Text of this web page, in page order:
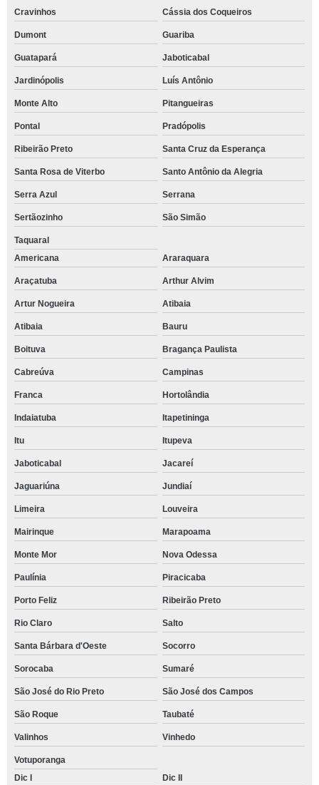
Cravinhos Cássia dos Coqueiros
Dumont Guariba
Guatapará Jaboticabal
Jardinópolis Luís Antônio
Monte Alto Pitangueiras
Pontal Pradópolis
Ribeirão Preto Santa Cruz da Esperança
Santa Rosa de Viterbo Santo Antônio da Alegria
Serra Azul Serrana
Sertãozinho São Simão
Taquaral
Americana
Araraquara
Araçatuba Arthur Alvim
Artur Nogueira Atibaia
Atibaia Bauru
Boituva Bragança Paulista
Cabreúva Campinas
Franca Hortolândia
Indaiatuba Itapetininga
Itu Itupeva
Jaboticabal Jacareí
Jaguariúna Jundiaí
Limeira Louveira
Mairinque Marapoama
Monte Mor Nova Odessa
Paulínia Piracicaba
Porto Feliz Ribeirão Preto
Rio Claro Salto
Santa Bárbara d'Oeste Socorro
Sorocaba Sumaré
São José do Rio Preto São José dos Campos
São Roque Taubaté
Valinhos Vinhedo
Votuporanga
Dic I
Dic II